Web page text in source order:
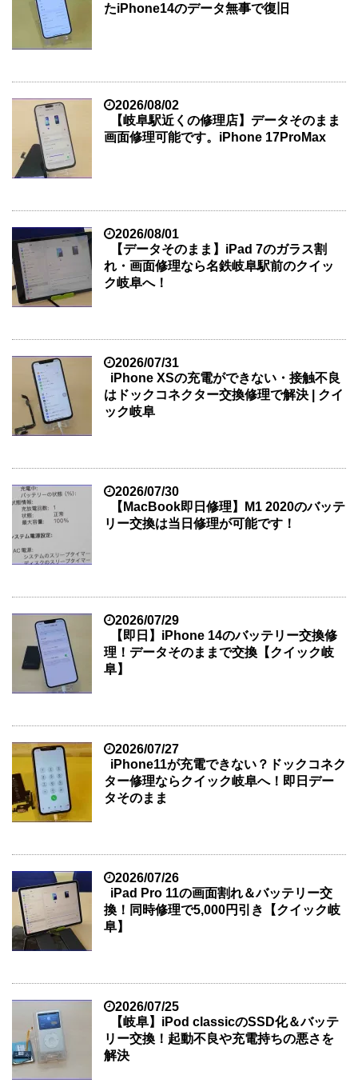
たiPhone14のデータ無事で復旧
2026/08/02
【岐阜駅近くの修理店】データそのまま
画面修理可能です。iPhone 17ProMax
2026/08/01
【データそのまま】iPad 7のガラス割
れ・画面修理なら名鉄岐阜駅前のクイッ
ク岐阜へ！
2026/07/31
iPhone XSの充電ができない・接触不良
はドックコネクター交換修理で解決 | クイ
ック岐阜
2026/07/30
【MacBook即日修理】M1 2020のバッテ
リー交換は当日修理が可能です！
2026/07/29
【即日】iPhone 14のバッテリー交換修
理！データそのままで交換【クイック岐
阜】
2026/07/27
iPhone11が充電できない？ドックコネク
ター修理ならクイック岐阜へ！即日デー
タそのまま
2026/07/26
iPad Pro 11の画面割れ＆バッテリー交
換！同時修理で5,000円引き【クイック岐
阜】
2026/07/25
【岐阜】iPod classicのSSD化＆バッテ
リー交換！起動不良や充電持ちの悪さを
解決